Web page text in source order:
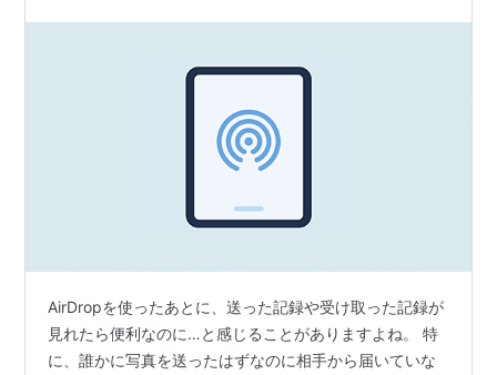
AirDropを使ったあとに、送った記録や受け取った記録が
見れたら便利なのに…と感じることがありますよね。 特
に、誰かに写真を送ったはずなのに相手から届いていな